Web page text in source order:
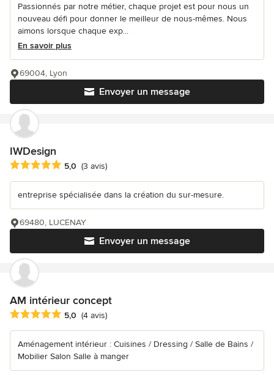
Passionnés par notre métier, chaque projet est pour nous un
nouveau défi pour donner le meilleur de nous-mêmes. Nous
aimons lorsque chaque exp...
En savoir plus
Envoyer un message
69004, Lyon
IWDesign
Note moyenne : 5 étoiles sur 5
5,0 (3 avis)
entreprise spécialisée dans la création du sur-mesure.
Envoyer un message
69480, LUCENAY
AM intérieur concept
Note moyenne : 5 étoiles sur 5
5,0 (4 avis)
Aménagement intérieur : Cuisines / Dressing / Salle de Bains /
Mobilier Salon Salle à manger